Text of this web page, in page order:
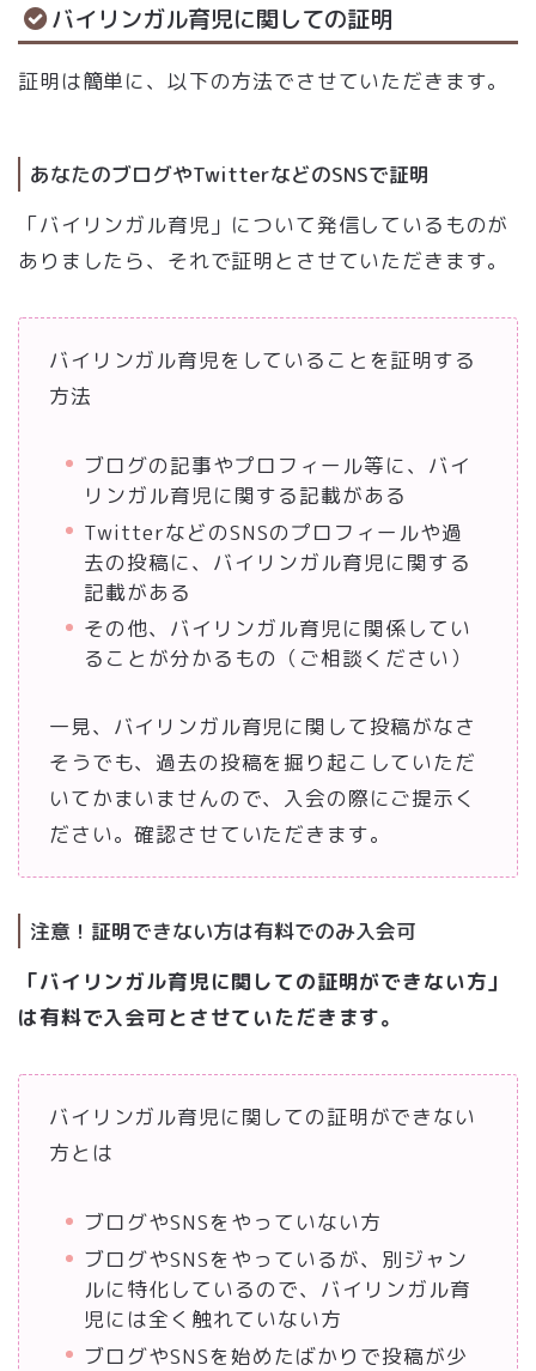
バイリンガル育児に関しての証明
証明は簡単に、以下の方法でさせていただきます。
あなたのブログやTwitterなどのSNSで証明
「バイリンガル育児」について発信しているものが
ありましたら、それで証明とさせていただきます。
バイリンガル育児をしていることを証明する
方法
ブログの記事やプロフィール等に、バイ
リンガル育児に関する記載がある
TwitterなどのSNSのプロフィールや過
去の投稿に、バイリンガル育児に関する
記載がある
その他、バイリンガル育児に関係してい
ることが分かるもの（ご相談ください）
一見、バイリンガル育児に関して投稿がなさ
そうでも、過去の投稿を掘り起こしていただ
いてかまいませんので、入会の際にご提示く
ださい。確認させていただきます。
注意！証明できない方は有料でのみ入会可
「バイリンガル育児に関しての証明ができない方」
は有料で入会可とさせていただきます。
バイリンガル育児に関しての証明ができない
方とは
ブログやSNSをやっていない方
ブログやSNSをやっているが、別ジャン
ルに特化しているので、バイリンガル育
児には全く触れていない方
ブログやSNSを始めたばかりで投稿が少